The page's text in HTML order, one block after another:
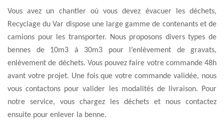
Vous avez un chantier où vous devez évacuer les déchets,
Recyclage du Var dispose une large gamme de contenants et de
camions pour les transporter. Nous proposons divers types de
bennes de 10m3 à 30m3 pour l’enlèvement de gravats,
enlèvement de déchets. Vous pouvez faire votre commande 48h
avant votre projet. Une fois que votre commande validée, nous
vous contactons pour valider les modalités de livraison. Pour
notre service, vous chargez les déchets et nous contactez
ensuite pour enlever la benne.